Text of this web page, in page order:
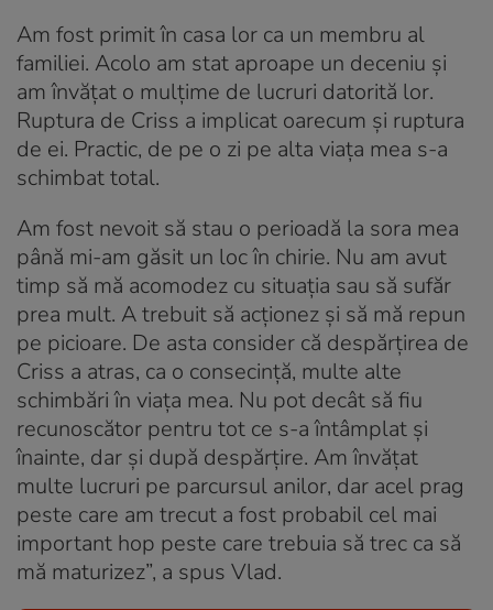
Am fost primit în casa lor ca un membru al
familiei. Acolo am stat aproape un deceniu și
am învățat o mulțime de lucruri datorită lor.
Ruptura de Criss a implicat oarecum și ruptura
de ei. Practic, de pe o zi pe alta viața mea s-a
schimbat total.
Am fost nevoit să stau o perioadă la sora mea
până mi-am găsit un loc în chirie. Nu am avut
timp să mă acomodez cu situația sau să sufăr
prea mult. A trebuit să acționez și să mă repun
pe picioare. De asta consider că despărțirea de
Criss a atras, ca o consecință, multe alte
schimbări în viața mea. Nu pot decât să fiu
recunoscător pentru tot ce s-a întâmplat și
înainte, dar și după despărțire. Am învățat
multe lucruri pe parcursul anilor, dar acel prag
peste care am trecut a fost probabil cel mai
important hop peste care trebuia să trec ca să
mă maturizez”, a spus Vlad.